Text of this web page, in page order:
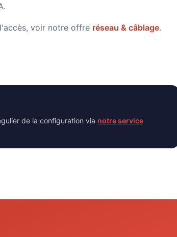
voir notre offre réseau & câblage.
de la configuration via notre service